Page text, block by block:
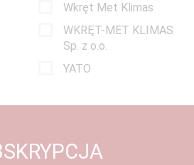
Wkręt Met Klimas
WKRĘT-MET KLIMAS
Sp. z o.o.
YATO